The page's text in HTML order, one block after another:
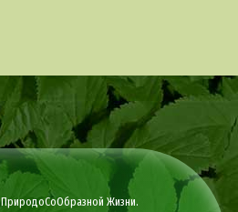
Жизни.